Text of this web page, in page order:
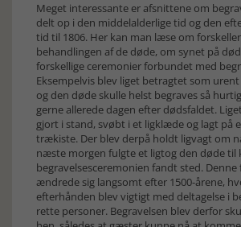
Meget interessante er afsnittene om
delt op i den middelalderlige tid og den
tid til 1806. Her kan man læse om
behandlingen af de døde, om synet på
forskellige ceremonier forbundet med
Eksempelvis blev liget betragtet som
og den døde skulle helst begraves så
gerne allerede dagen efter dødsfaldet.
gjort i stand, svøbt i et ligklæde og lagt på
trækiste. Der blev derpå holdt ligvagt om
næste morgen fulgte et ligtog den døde til
begravelsesceremonien fandt sted.
ændrede sig langsomt efter 1500-årene,
efterhånden blev vigtigt med deltagelse i
rette personer. Begravelsen blev derfor